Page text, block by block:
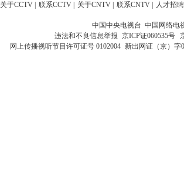
关于CCTV 联系CCTV 关于CNTV 联系CNTV 人才招聘
中国中央电视台 中国网络电
违法和不良信息举报 京ICP证060535号
网上传播视听节目许可证号 0102004 新出网证（京）